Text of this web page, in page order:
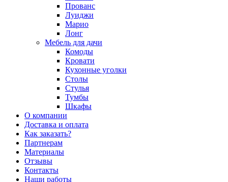
Прованс
Луиджи
Марио
Лонг
Мебель для дачи
Комоды
Кровати
Кухонные уголки
Столы
Стулья
Тумбы
Шкафы
О компании
Доставка и оплата
Как заказать?
Партнерам
Материалы
Отзывы
Контакты
Наши работы